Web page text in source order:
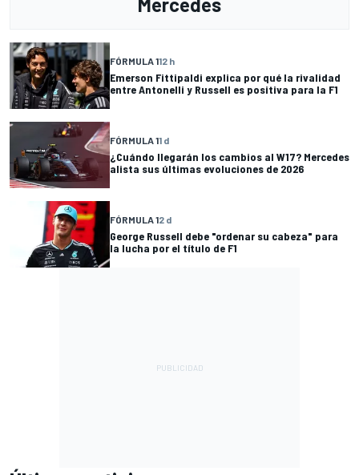
FÓRMULA 112 h
Emerson Fittipaldi explica por qué la rivalidad
entre Antonelli y Russell es positiva para la F1
FÓRMULA 11 d
¿Cuándo llegarán los cambios al W17? Mercedes
alista sus últimas evoluciones de 2026
FÓRMULA 12 d
George Russell debe "ordenar su cabeza" para
la lucha por el título de F1